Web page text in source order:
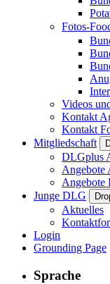
Fotos-
Videos
Kontakt
Kontakt
Mitgliedschaft
DLGplus
Angebote
Angebote
Junge DLG
Aktuelles
Login
Grounding Page
Sprache